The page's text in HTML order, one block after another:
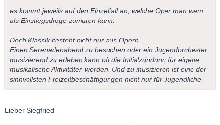
es kommt jeweils auf den Einzelfall an, welche Oper man wem
als Einstiegsdroge zumuten kann.
Doch Klassik besteht nicht nur aus Opern.
Einen Serenadenabend zu besuchen oder ein Jugendorchester
musizierend zu erleben kann oft die Initialzündung für eigene
musikalische Aktivitäten werden. Und zu musizieren ist eine der
sinnvollsten Freizeitbeschäftigungen nicht nur für Jugendliche.
Lieber Siegfried,